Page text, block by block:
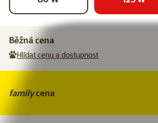
Běžná cena
Hlídat cenu a dostupnost
familycena